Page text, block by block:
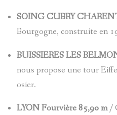
SOING CUBRY
Bourgogne, construite en
BUISSIERES LES
nous propose une tour
osier.
LYON Fourvière 85,90 m/